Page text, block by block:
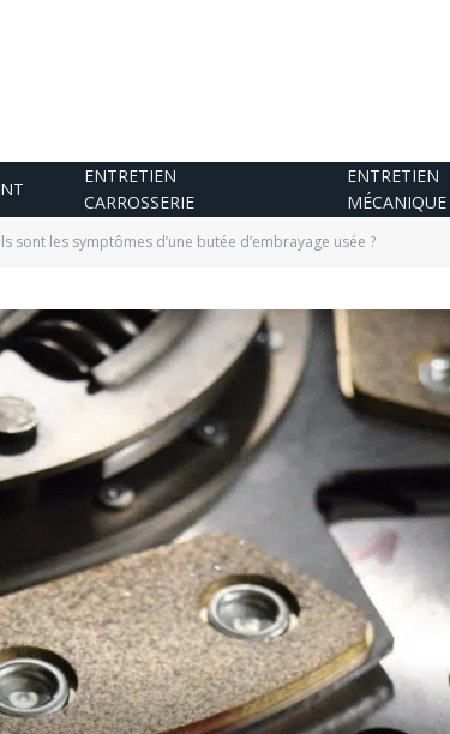
ENTRETIEN
CARROSSERIE
ENTRETIEN
MÉCANIQUE
sont les symptômes d’une butée d’embrayage usée ?